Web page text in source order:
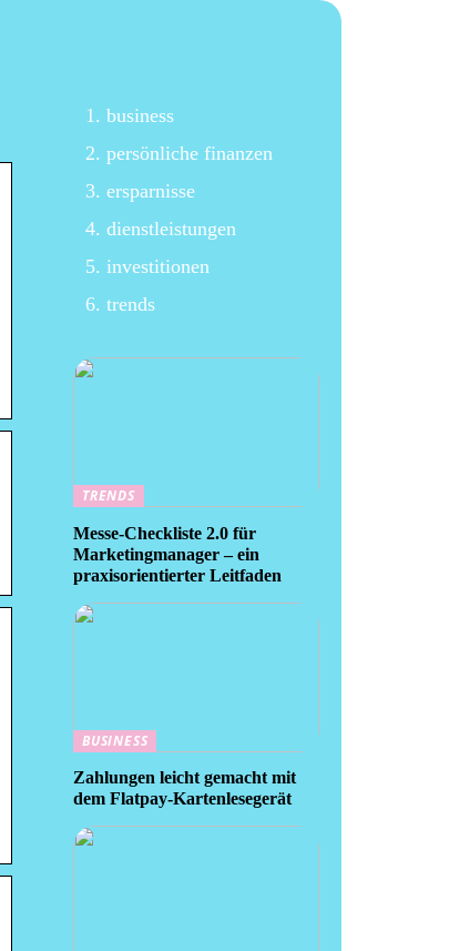
business
persönliche finanzen
ersparnisse
dienstleistungen
investitionen
trends
TRENDS
Messe-Checkliste 2.0 für
Marketingmanager – ein
praxisorientierter Leitfaden
BUSINESS
Zahlungen leicht gemacht mit
dem Flatpay-Kartenlesegerät